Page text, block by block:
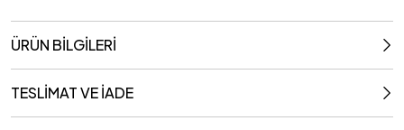
ÜRÜN BİLGİLERİ
TESLİMAT VE İADE